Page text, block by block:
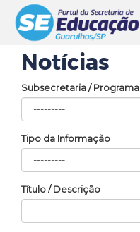
Notícias
Subsecretaria / Programa
Tipo da Informação
Título / Descrição